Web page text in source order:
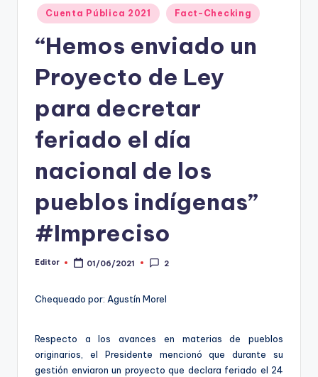
C
ki
Publicado
en
Cuenta Pública 2021 Fact-Checking
“Hemos enviado un
Proyecto de Ley
para decretar
feriado el día
nacional de los
pueblos indígenas”
#Impreciso
Publicado
Editor 01/06/2021 2
Chequeado por: Agustín Morel
Respecto a los avances en materias de pueblos
originarios, el Presidente mencionó que durante su
gestión enviaron un proyecto que declara feriado el 24